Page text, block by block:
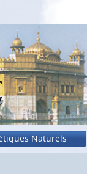
Naturels